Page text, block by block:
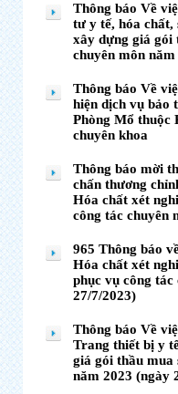
Thông báo Về
tư y tế, hóa chất,
xây dựng giá gói
chuyên môn năm
Thông báo Về
hiện dịch vụ bảo
Phòng Mổ thuộc
chuyên khoa
Thông báo mời
chấn thương
Hóa chất xét
công tác chuyên
965 Thông báo
Hóa chất xét
phục vụ công
27/7/2023)
Thông báo Về
Trang thiết bị y
giá gói thầu mua
năm 2023 (ngày